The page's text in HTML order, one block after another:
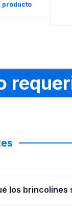
producto
los brincolines